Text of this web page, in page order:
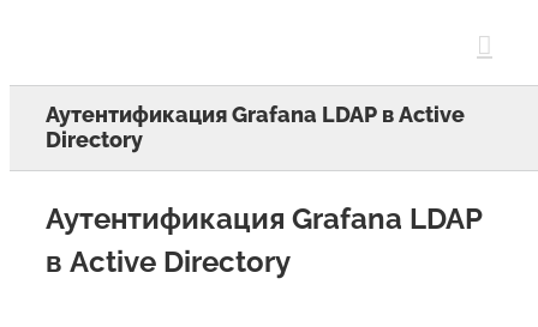
Аутентификация Grafana LDAP в Active
Directory
Аутентификация Grafana LDAP
в Active Directory